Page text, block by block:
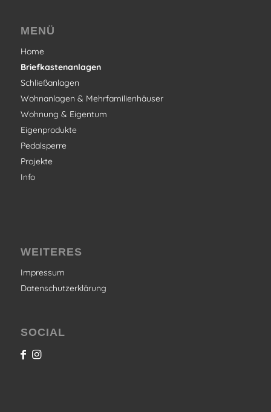
MENÜ
Home
Briefkastenanlagen
Schließanlagen
Wohnanlagen & Mehrfamilienhäuser
Wohnung & Eigentum
Eigenprodukte
Pedalsperre
Projekte
Info
WEITERES
Impressum
Datenschutzerklärung
SOCIAL